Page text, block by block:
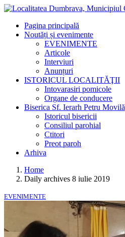
Pagina principală
Noutăți și evenimente
EVENIMENTE
Articole
Interviuri
Anunțuri
ISTORICUL LOCALITĂŢII
Intovarasiri pomicole
Organe de conducere
Biserica Sf. Ierarh Petru Movilă
Istoricul bisericii
Consiliul parohial
Ctitori
Preot paroh
Arhiva
Home
Daily archives 8 iulie 2019
EVENIMENTE